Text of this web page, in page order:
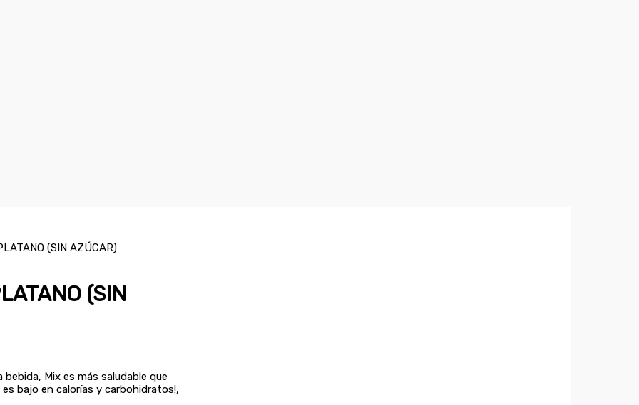
(SIN AZÚCAR)
(SIN
Mix es más saludable que
bajo en calorías y carbohidratos!,